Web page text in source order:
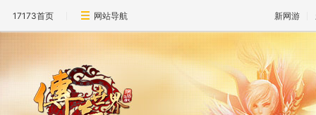
17173首页 网站导航 新网游